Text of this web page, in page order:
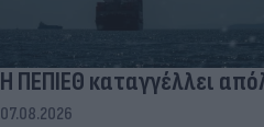
Η ΠΕΠΙΕΘ καταγγέλλει
07.08.2026